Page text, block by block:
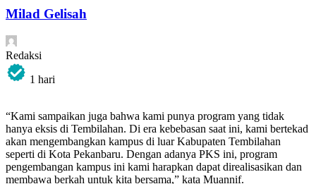
Milad Gelisah
Redaksi
1 hari
“Kami sampaikan juga bahwa kami punya program yang tidak
hanya eksis di Tembilahan. Di era kebebasan saat ini, kami bertekad
akan mengembangkan kampus di luar Kabupaten Tembilahan
seperti di Kota Pekanbaru. Dengan adanya PKS ini, program
pengembangan kampus ini kami harapkan dapat direalisasikan dan
membawa berkah untuk kita bersama,” kata Muannif.